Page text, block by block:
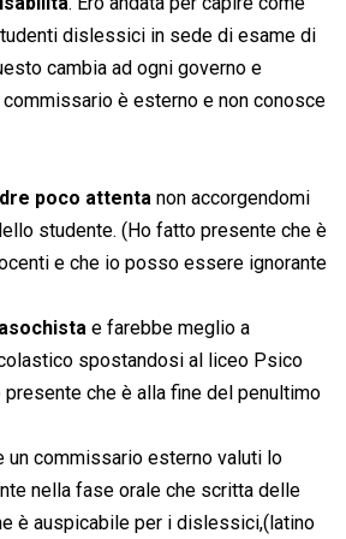
dislessici in sede di esame di
cambia ad ogni governo e
è esterno e non conosce
poco attenta non accorgendomi
studente. (Ho fatto presente che è
e che io posso essere ignorante
e farebbe meglio a
spostandosi al liceo Psico 
che è alla fine del penultimo
un commissario esterno valuti lo
nella fase orale che scritta delle
è auspicabile per i dislessici,(latino